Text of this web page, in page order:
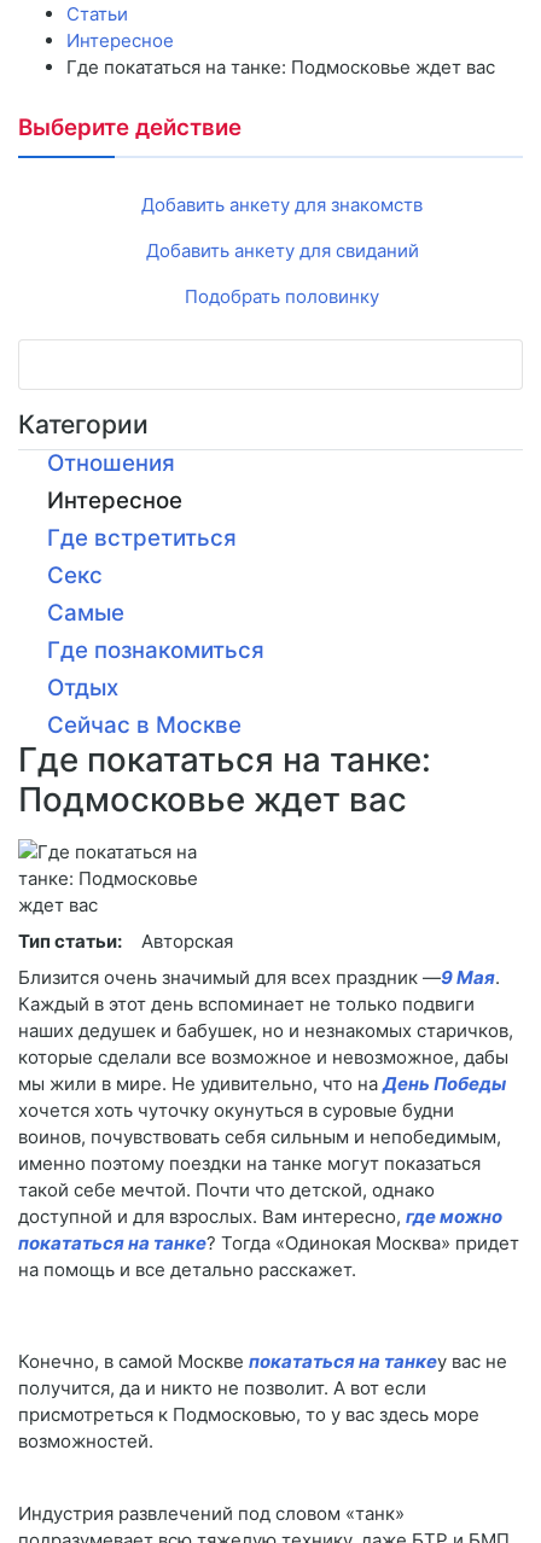
Статьи
Интересное
Где покататься на танке: Подмосковье ждет вас
Выберите действие
Добавить анкету для знакомств
Добавить анкету для свиданий
Подобрать половинку
Категории
Отношения
Интересное
Где встретиться
Секс
Самые
Где познакомиться
Отдых
Сейчас в Москве
Где покататься на танке:
Подмосковье ждет вас
Тип статьи:
Авторская
Близится очень значимый для всех праздник ―9 Мая.
Каждый в этот день вспоминает не только подвиги
наших дедушек и бабушек, но и незнакомых старичков,
которые сделали все возможное и невозможное, дабы
мы жили в мире. Не удивительно, что на День Победы
хочется хоть чуточку окунуться в суровые будни
воинов, почувствовать себя сильным и непобедимым,
именно поэтому поездки на танке могут показаться
такой себе мечтой. Почти что детской, однако
доступной и для взрослых. Вам интересно, где можно
покататься на танке? Тогда «Одинокая Москва» придет
на помощь и все детально расскажет.
Конечно, в самой Москве покататься на танкеу вас не
получится, да и никто не позволит. А вот если
присмотреться к Подмосковью, то у вас здесь море
возможностей.
Индустрия развлечений под словом «танк»